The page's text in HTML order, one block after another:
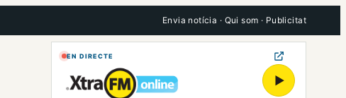
Envia notícia · Qui som · Publicitat
EN DIRECTE
▶